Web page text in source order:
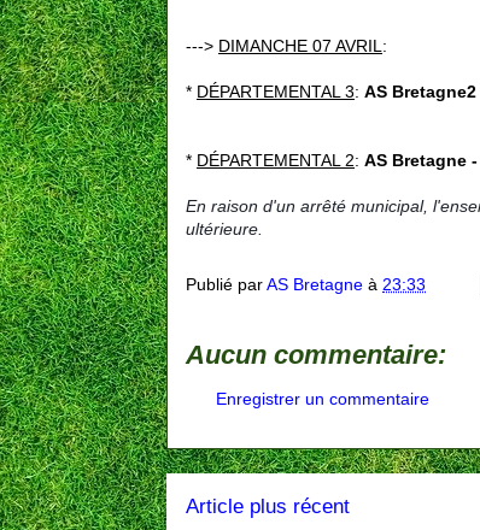
---> DIMANCHE 07 AVRIL :
* DÉPARTEMENTAL 3: AS Bretagne2
* DÉPARTEMENTAL 2: AS Bretagne
En raison d'un arrêté municipal,
ultérieure.
Publié parAS Bretagne à 23:33
Aucun commentaire:
Enregistrer un commentaire
Article plus récent